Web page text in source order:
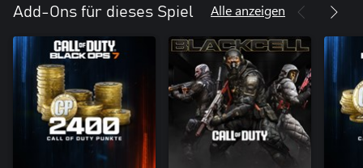
Add-Ons für dieses Spiel Alle anzeigen